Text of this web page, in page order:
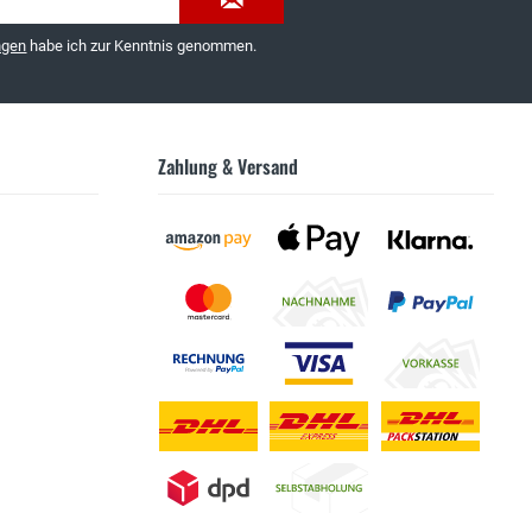
habe ich zur Kenntnis genommen.
Zahlung & Versand